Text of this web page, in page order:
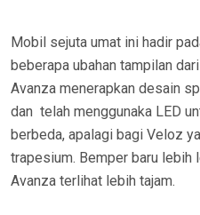
Mobil sejuta umat ini hadir
beberapa ubahan tampilan
Avanza menerapkan desain
dan telah menggunaka LED
berbeda, apalagi bagi Veloz
trapesium. Bemper baru lebih
Avanza terlihat lebih tajam.